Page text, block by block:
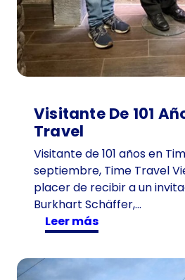
Visitante De 101
Travel
Visitante de 101 años en
septiembre, Time Travel
placer de recibir a un
Burkhart Schäffer,…
Leer más:
V
i
s